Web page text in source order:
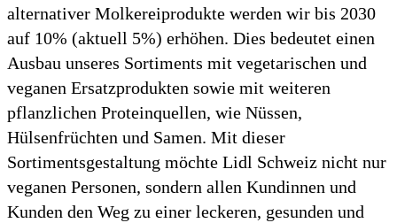
alternativer Molkereiprodukte werden wir bis 2030
auf 10% (aktuell 5%) erhöhen. Dies bedeutet einen
Ausbau unseres Sortiments mit vegetarischen und
veganen Ersatzprodukten sowie mit weiteren
pflanzlichen Proteinquellen, wie Nüssen,
Hülsenfrüchten und Samen. Mit dieser
Sortimentsgestaltung möchte Lidl Schweiz nicht nur
veganen Personen, sondern allen Kundinnen und
Kunden den Weg zu einer leckeren, gesunden und